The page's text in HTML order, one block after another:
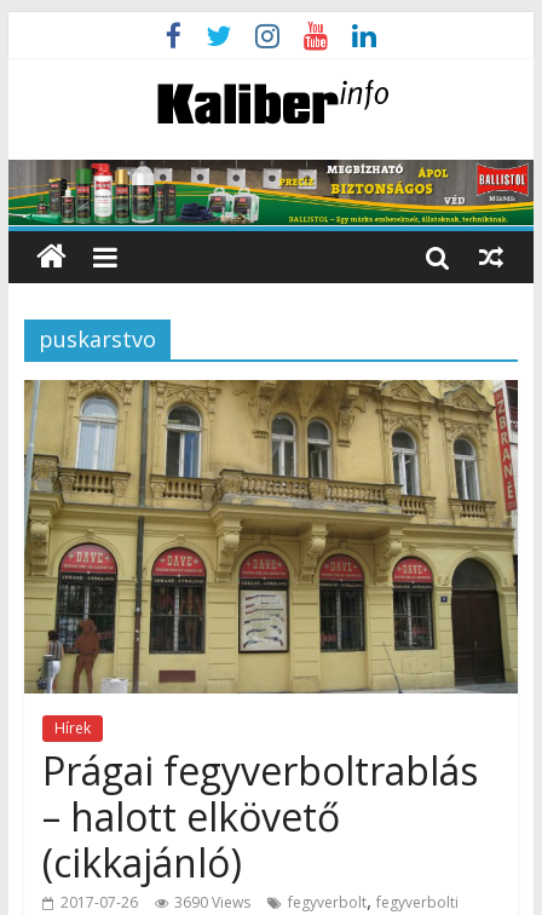
puskarstvo
Hírek
Prágai fegyverboltrablás
– halott elkövető
(cikkajánló)
2017-07-26 3690 Views fegyverbolt, fegyverbolti